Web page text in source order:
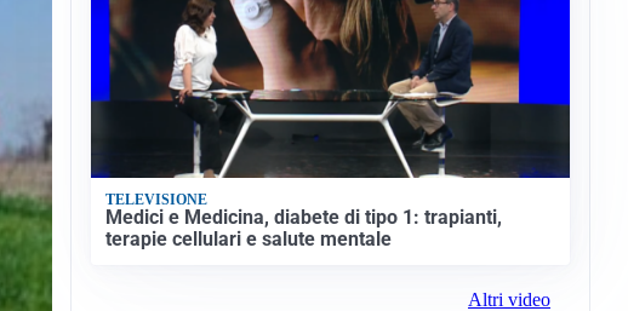
TELEVISIONE
Medici e Medicina, diabete di tipo 1: trapianti,
terapie cellulari e salute mentale
Altri video